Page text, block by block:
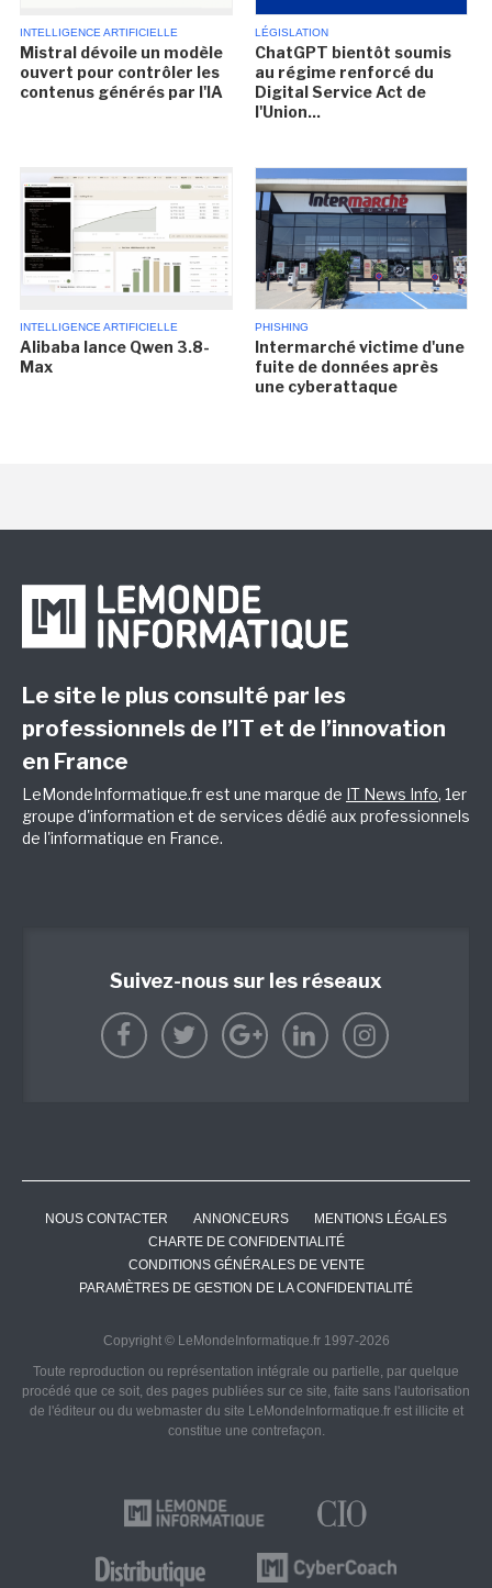
INTELLIGENCE ARTIFICIELLE
Mistral dévoile un modèle
ouvert pour contrôler les
contenus générés par l'IA
LÉGISLATION
ChatGPT bientôt soumis
au régime renforcé du
Digital Service Act de
l'Union...
INTELLIGENCE ARTIFICIELLE
Alibaba lance Qwen 3.8-
Max
PHISHING
Intermarché victime d'une
fuite de données après
une cyberattaque
Le site le plus consulté par les
professionnels de l’IT et de l’innovation
en France
LeMondeInformatique.fr est une marque de IT News Info, 1er
groupe d'information et de services dédié aux professionnels
de l'informatique en France.
Suivez-nous sur les réseaux
NOUS CONTACTER ANNONCEURS
MENTIONS LÉGALES
CHARTE DE CONFIDENTIALITÉ
CONDITIONS GÉNÉRALES DE VENTE
PARAMÈTRES DE GESTION DE LA CONFIDENTIALITÉ
Copyright © LeMondeInformatique.fr 1997-2026
Toute reproduction ou représentation intégrale ou partielle, par quelque
procédé que ce soit, des pages publiées sur ce site, faite sans l'autorisation
de l'éditeur ou du webmaster du site LeMondeInformatique.fr est illicite et
constitue une contrefaçon.